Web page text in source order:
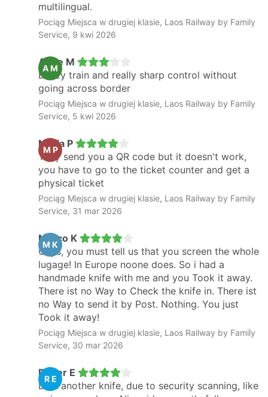
multilingual.
Pociąg Miejsca w drugiej klasie, Laos Railway by Family
Service, 9 kwi 2026
A M
Anne M
Buzzy train and really sharp control without
going across border
Pociąg Miejsca w drugiej klasie, Laos Railway by Family
Service, 5 kwi 2026
M P
Maria P
They send you a QR code but it doesn't work,
you have to go to the ticket counter and get a
physical ticket
Pociąg Miejsca w drugiej klasie, Laos Railway by Family
Service, 31 mar 2026
M K
Marco K
Guys, you must tell us that you screen the whole
lugage! In Europe noone does. So i had a
handmade knife with me and you Took it away.
There ist no Way to Check the knife in. There ist
no Way to send it by Post. Nothing. You just
Took it away!
Pociąg Miejsca w drugiej klasie, Laos Railway by Family
Service, 30 mar 2026
R E
Roger E
Lost another knife, due to security scanning, like